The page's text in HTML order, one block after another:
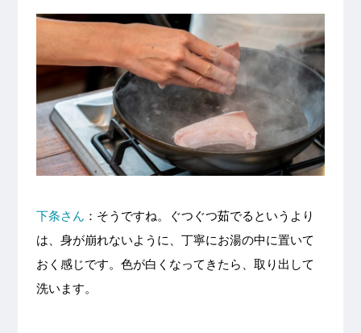
下条さん ：そうですね。ぐつぐつ茹でるというより
は、身が崩れないように、丁寧にお湯の中に置いて
おく感じです。色が白くなってきたら、取り出して
洗います。